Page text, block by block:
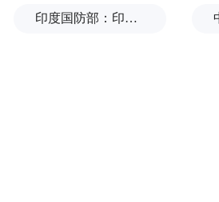
印度国防部：印度成功试射“烈火-4”中程弹道导弹，可携带常规弹头和核弹头